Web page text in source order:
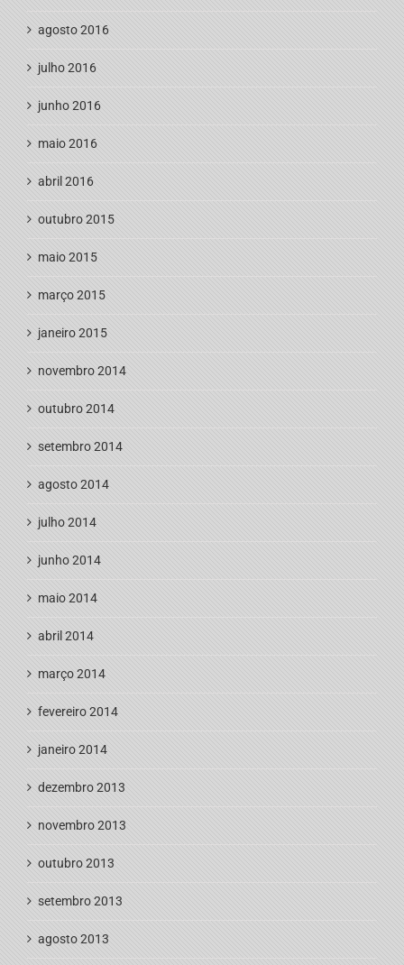
agosto 2016
julho 2016
junho 2016
maio 2016
abril 2016
outubro 2015
maio 2015
março 2015
janeiro 2015
novembro 2014
outubro 2014
setembro 2014
agosto 2014
julho 2014
junho 2014
maio 2014
abril 2014
março 2014
fevereiro 2014
janeiro 2014
dezembro 2013
novembro 2013
outubro 2013
setembro 2013
agosto 2013